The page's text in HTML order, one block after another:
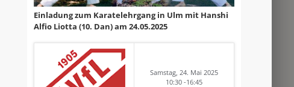
Einladung zum Karatelehrgang in Ulm mit Hanshi
Alfio Liotta (10. Dan) am 24.05.2025
Samstag, 24. Mai 2025
10:30 -16:45